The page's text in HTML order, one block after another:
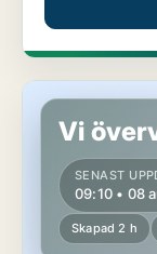
Lägenhet i
Vi
SENAST
09:10 • 08
Skapad 2 h